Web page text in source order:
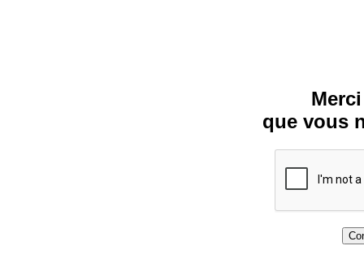
que vous